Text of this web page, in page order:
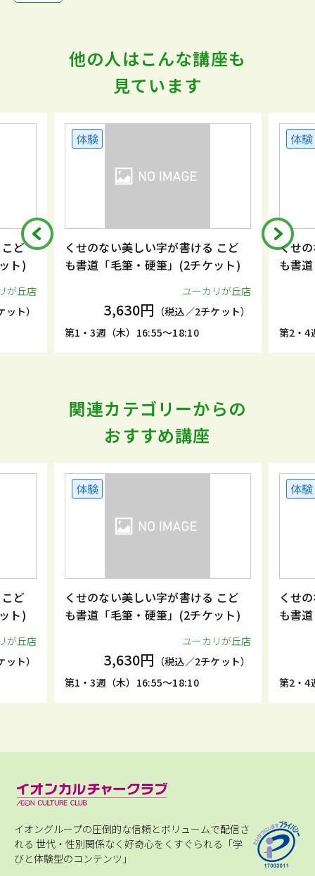
他の人はこんな講座も
見ています
ど
ト)
が丘店
ト）
体験
くせのない美しい字が書ける こど
も書道「毛筆・硬筆」(2チケット)
ユーカリが丘店
3,630円 （税込／2チケット）
第1・3週（木）16:55～18:10
体験
くせ
も書
第2・4
関連カテゴリーからの
おすすめ講座
ど
ト)
が丘店
ト）
体験
くせのない美しい字が書ける こど
も書道「毛筆・硬筆」(2チケット)
ユーカリが丘店
3,630円 （税込／2チケット）
第1・3週（木）16:55～18:10
体験
くせ
も書
第2・4
イオングループの圧倒的な信頼とボリュームで配信さ
れる 世代・性別関係なく好奇心をくすぐられる「学
びと体験型のコンテンツ」